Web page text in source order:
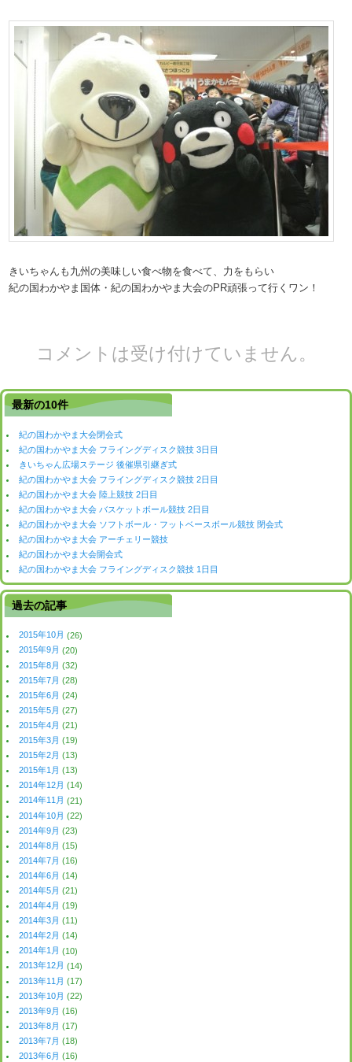
きいちゃんも九州の美味しい食べ物を食べて、力をもらい
紀の国わかやま国体・紀の国わかやま大会のPR頑張って行くワン！
コメントは受け付けていません。
最新の10件
紀の国わかやま大会閉会式
紀の国わかやま大会 フライングディスク競技 3日目
きいちゃん広場ステージ 後催県引継ぎ式
紀の国わかやま大会 フライングディスク競技 2日目
紀の国わかやま大会 陸上競技 2日目
紀の国わかやま大会 バスケットボール競技 2日目
紀の国わかやま大会 ソフトボール・フットベースボール競技 閉会式
紀の国わかやま大会 アーチェリー競技
紀の国わかやま大会開会式
紀の国わかやま大会 フライングディスク競技 1日目
過去の記事
2015年10月 (26)
2015年9月 (20)
2015年8月 (32)
2015年7月 (28)
2015年6月 (24)
2015年5月 (27)
2015年4月 (21)
2015年3月 (19)
2015年2月 (13)
2015年1月 (13)
2014年12月 (14)
2014年11月 (21)
2014年10月 (22)
2014年9月 (23)
2014年8月 (15)
2014年7月 (16)
2014年6月 (14)
2014年5月 (21)
2014年4月 (19)
2014年3月 (11)
2014年2月 (14)
2014年1月 (10)
2013年12月 (14)
2013年11月 (17)
2013年10月 (22)
2013年9月 (16)
2013年8月 (17)
2013年7月 (18)
2013年6月 (16)